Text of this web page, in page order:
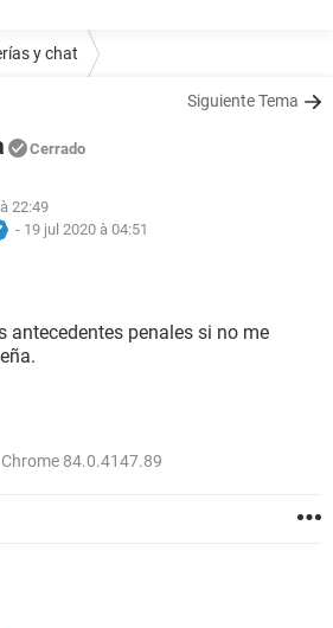
y chat
Siguiente Tema
Cerrado
22:49
- 19 jul 2020 à 04:51
antecedentes penales si no me
84.0.4147.89